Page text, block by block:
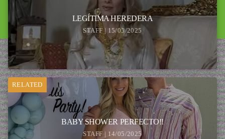
LEGÍTIMA HEREDERA
STAFF | 15/05/2025
RELATED
BABY SHOWER PERFECTO!!
STAFF | 14/05/2025